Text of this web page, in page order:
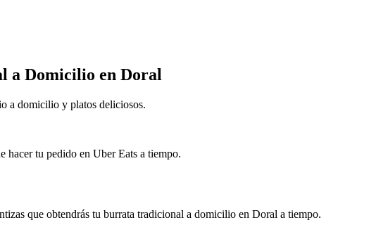
a Domicilio en Doral
a domicilio y platos deliciosos.
hacer tu pedido en Uber Eats a tiempo.
que obtendrás tu burrata tradicional a domicilio en Doral a tiempo.